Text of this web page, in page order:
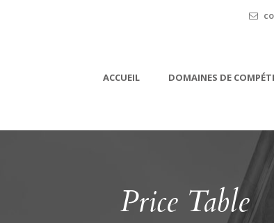
ACCUEIL DOMAINES DE
Price Table